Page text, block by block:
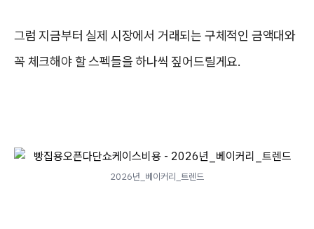
그럼 지금부터 실제 시장에서 거래되는 구체적인 금액대와
꼭 체크해야 할 스펙들을 하나씩 짚어드릴게요.
2026년_베이커리_트렌드